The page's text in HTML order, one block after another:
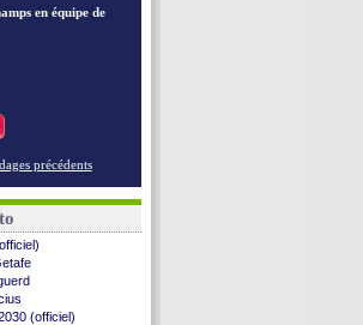
en équipe de
précédents
(officiel)